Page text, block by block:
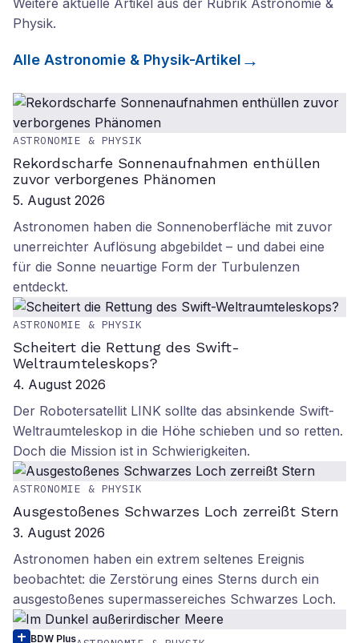
Weitere aktuelle Artikel aus der Rubrik Astronomie &
Physik.
Alle Astronomie & Physik-Artikel
ASTRONOMIE & PHYSIK
Rekordscharfe Sonnenaufnahmen enthüllen
zuvor verborgenes Phänomen
5. August 2026
Astronomen haben die Sonnenoberfläche mit zuvor
unerreichter Auflösung abgebildet – und dabei eine
für die Sonne neuartige Form der Turbulenzen
entdeckt.
ASTRONOMIE & PHYSIK
Scheitert die Rettung des Swift-
Weltraumteleskops?
4. August 2026
Der Robotersatellit LINK sollte das absinkende Swift-
Weltraumteleskop in die Höhe schieben und so retten.
Doch die Mission ist in Schwierigkeiten.
ASTRONOMIE & PHYSIK
Ausgestoßenes Schwarzes Loch zerreißt Stern
3. August 2026
Astronomen haben ein extrem seltenes Ereignis
beobachtet: die Zerstörung eines Sterns durch ein
ausgestoßenes supermassereiches Schwarzes Loch.
BDW Plus